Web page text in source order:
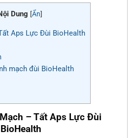
Dung [Ẩn]
Aps Lực Đùi BioHealth
mạch đùi BioHealth
– Tất Aps Lực Đùi
BioHealth